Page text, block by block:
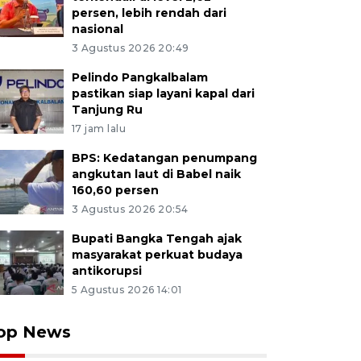
persen, lebih rendah dari
nasional
3 Agustus 2026 20:49
Pelindo Pangkalbalam
pastikan siap layani kapal dari
Tanjung Ru
17 jam lalu
BPS: Kedatangan penumpang
angkutan laut di Babel naik
160,60 persen
3 Agustus 2026 20:54
Bupati Bangka Tengah ajak
masyarakat perkuat budaya
antikorupsi
5 Agustus 2026 14:01
News